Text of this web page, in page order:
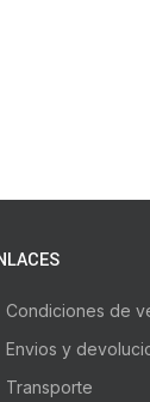
Condiciones de
Envios y
Transporte